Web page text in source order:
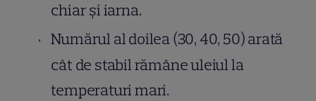
chiar și iarna.
Numărul al doilea (30, 40, 50) arată
cât de stabil rămâne uleiul la
temperaturi mari.